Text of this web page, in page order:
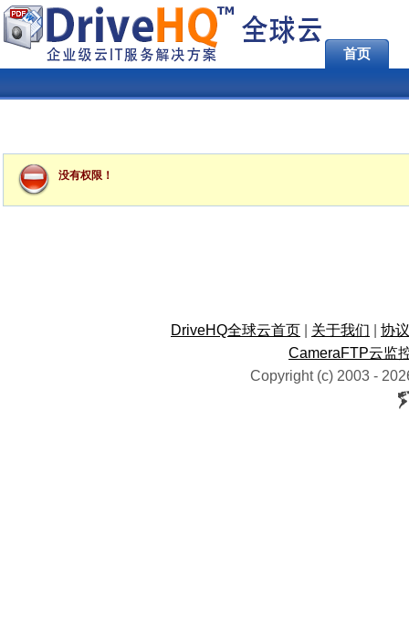
首页
没有权限！
DriveHQ全球云首页 关于我们
协
CameraFTP云监
Copyright (c) 2003 -